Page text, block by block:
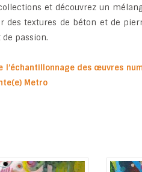
et découvrez un
des textures de béton et de
passion.
l’échantillonnage des œuvres
Metro